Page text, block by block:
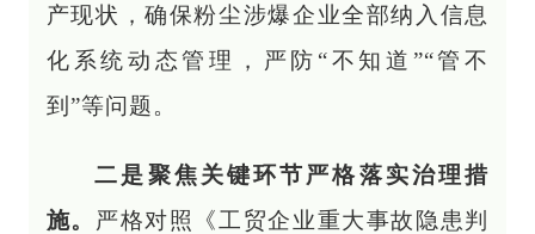
产现状，确保粉尘涉爆企业全部纳入信息
化系统动态管理，严防“不知道”“管不
到”等问题。
二是聚焦关键环节严格落实治理措
施。 严格对照《工贸企业重大事故隐患判